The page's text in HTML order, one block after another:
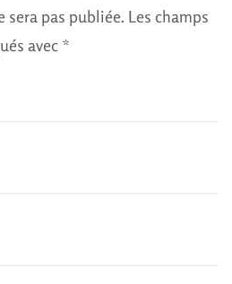
sera pas publiée. Les champs
avec *